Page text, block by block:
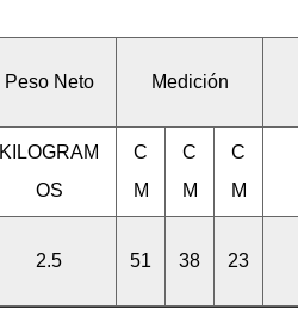
Peso Neto Medición
KILOGRAM
OS
C
M
C
M
C
M
2.5 51 38 23